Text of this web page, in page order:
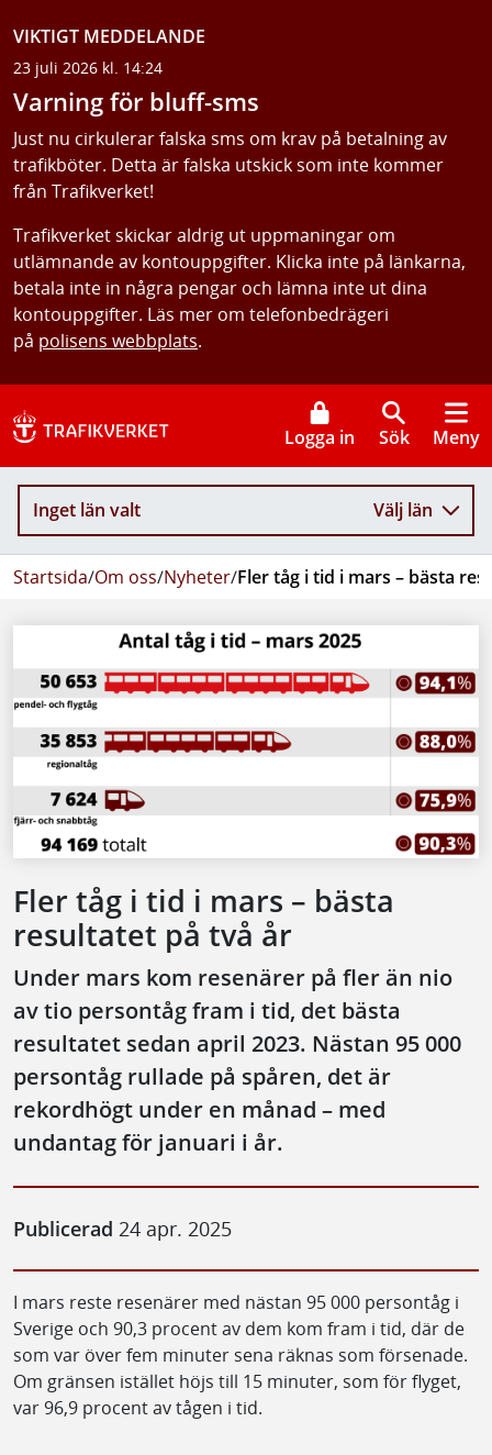
VIKTIGT MEDDELANDE
23 juli 2026 kl. 14:24
Varning för bluff-sms
Just nu cirkulerar falska sms om krav på betalning av
trafikböter. Detta är falska utskick som inte kommer
från Trafikverket!
Trafikverket skickar aldrig ut uppmaningar om
utlämnande av kontouppgifter. Klicka inte på länkarna,
betala inte in några pengar och lämna inte ut dina
kontouppgifter. Läs mer om telefonbedrägeri
på polisens webbplats.
Logga in Sök Meny
Inget län valt Välj län
Startsida/Om oss/Nyheter/Fler tåg i tid i mars – bästa
Fler tåg i tid i mars – bästa
resultatet på två år
Under mars kom resenärer på fler än nio
av tio persontåg fram i tid, det bästa
resultatet sedan april 2023. Nästan 95 000
persontåg rullade på spåren, det är
rekordhögt under en månad – med
undantag för januari i år.
Publicerad 24 apr. 2025
I mars reste resenärer med nästan 95 000 persontåg i
Sverige och 90,3 procent av dem kom fram i tid, där de
som var över fem minuter sena räknas som försenade.
Om gränsen istället höjs till 15 minuter, som för flyget,
var 96,9 procent av tågen i tid.